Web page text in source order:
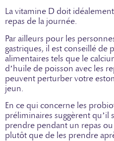
La vitamine D doit
repas de la journée.
Par ailleurs pour les
gastriques, il est conseillé de
alimentaires tels que le
d’huile de poisson avec les
peuvent perturber votre
jeun.
En ce qui concerne les
préliminaires suggèrent qu’il
prendre pendant un repas
plutôt que de les prendre